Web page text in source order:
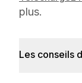
plus.
Les conseils